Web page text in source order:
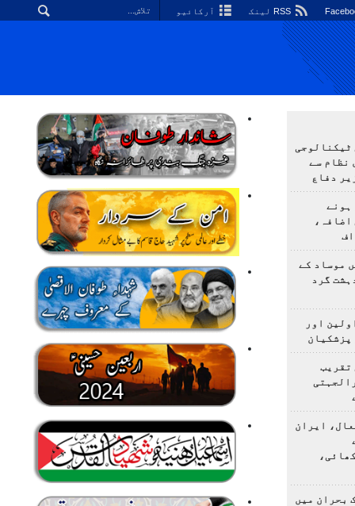
آرکائیو
ٹیکنالوجی
نظام سے
دفاع
ہونے
اضافہ،
موساد کے
4 مسلح دہشت گرد
اور
پزشکیان
تقریب
ایران
بحران میں